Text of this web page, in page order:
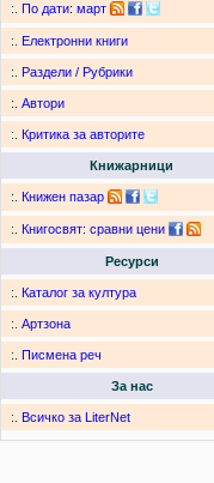
:. По дати: март
:. Електронни книги
:. Раздели / Рубрики
:. Автори
:. Критика за авторите
Книжарници
:. Книжен пазар
:. Книгосвят: сравни цени
Ресурси
:. Каталог за култура
:. Артзона
:. Писмена реч
За нас
:. Всичко за LiterNet